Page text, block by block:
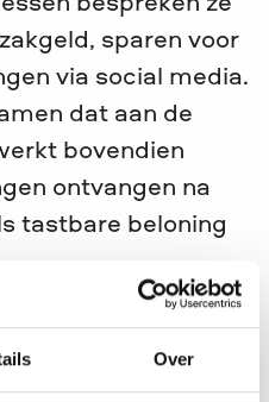
Over
sparen voor
via social media.
dat aan de
bovendien
ontvangen na
tastbare beloning
aan kinderen
kreeg je